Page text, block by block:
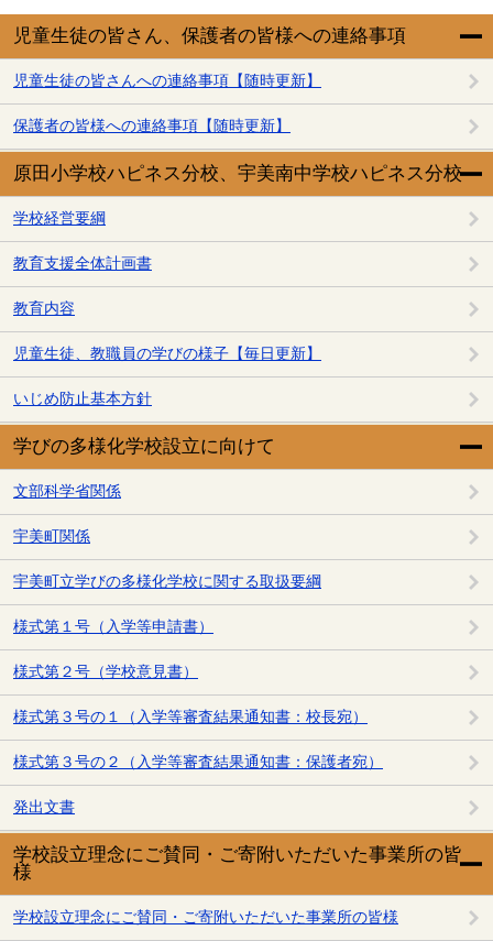
児童生徒の皆さん、保護者の皆様への連絡事項
児童生徒の皆さんへの連絡事項【随時更新】
保護者の皆様への連絡事項【随時更新】
原田小学校ハピネス分校、宇美南中学校ハピネス分校
学校経営要綱
教育支援全体計画書
教育内容
児童生徒、教職員の学びの様子【毎日更新】
いじめ防止基本方針
学びの多様化学校設立に向けて
文部科学省関係
宇美町関係
宇美町立学びの多様化学校に関する取扱要綱
様式第１号（入学等申請書）
様式第２号（学校意見書）
様式第３号の１（入学等審査結果通知書：校長宛）
様式第３号の２（入学等審査結果通知書：保護者宛）
発出文書
学校設立理念にご賛同・ご寄附いただいた事業所の皆
様
学校設立理念にご賛同・ご寄附いただいた事業所の皆様